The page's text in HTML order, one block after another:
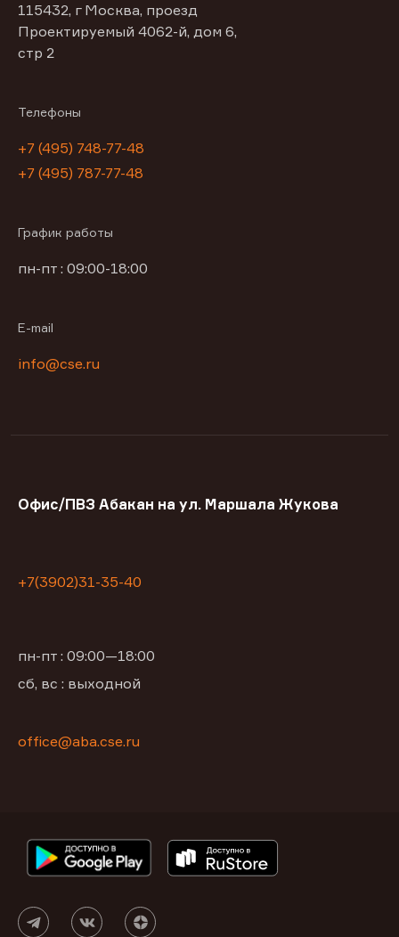
115432, г Москва, проезд
Проектируемый 4062-й, дом 6,
стр 2
Телефоны
+7 (495) 748-77-48
+7 (495) 787-77-48
График работы
пн-пт : 09:00-18:00
E-mail
info@cse.ru
Офис/ПВЗ Абакан на ул. Маршала Жукова
+7(3902)31-35-40
пн-пт : 09:00—18:00
сб, вс : выходной
office@aba.cse.ru